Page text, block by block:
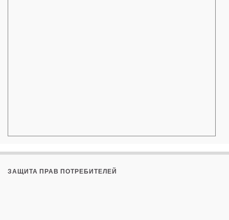
ЗАЩИТА ПРАВ ПОТРЕБИТЕЛЕЙ